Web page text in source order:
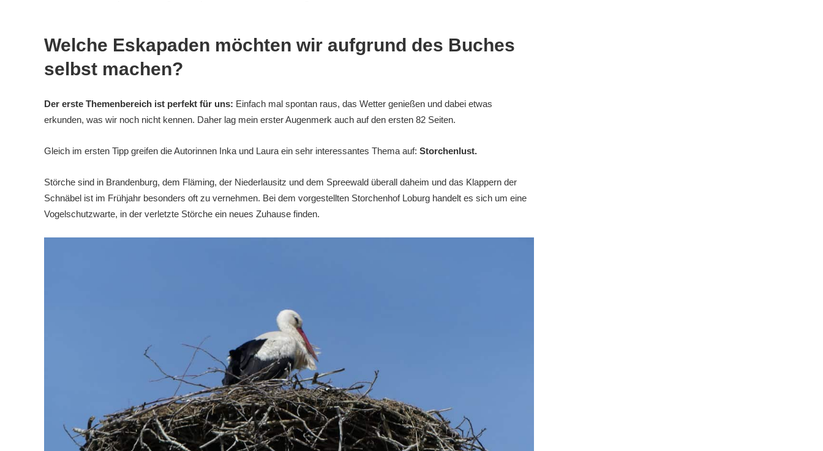
Welche Eskapaden möchten wir aufgrund des Buches
selbst machen?
Der erste Themenbereich ist perfekt für uns: Einfach mal spontan raus, das Wetter genießen und dabei etwas
erkunden, was wir noch nicht kennen. Daher lag mein erster Augenmerk auch auf den ersten 82 Seiten.
Gleich im ersten Tipp greifen die Autorinnen Inka und Laura ein sehr interessantes Thema auf: Storchenlust.
Störche sind in Brandenburg, dem Fläming, der Niederlausitz und dem Spreewald überall daheim und das Klappern der
Schnäbel ist im Frühjahr besonders oft zu vernehmen. Bei dem vorgestellten Storchenhof Loburg handelt es sich um eine
Vogelschutzwarte, in der verletzte Störche ein neues Zuhause finden.